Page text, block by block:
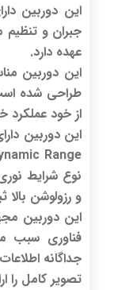
جبران و تنظیم
عهده دارد.
این دوربین
از خود
نوع شرایط
و رزولوشن
فناوری سبب
جداگانه
تصویر کامل را